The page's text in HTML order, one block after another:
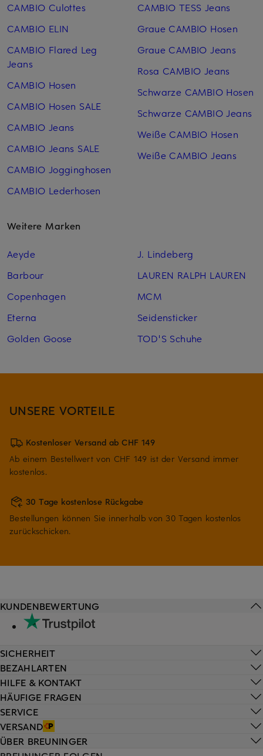
CAMBIO Culottes
CAMBIO ELIN
CAMBIO Flared Leg
Jeans
CAMBIO Hosen
CAMBIO Hosen SALE
CAMBIO Jeans
CAMBIO Jeans SALE
CAMBIO Jogginghosen
CAMBIO Lederhosen
CAMBIO TESS Jeans
Graue CAMBIO Hosen
Graue CAMBIO Jeans
Rosa CAMBIO Jeans
Schwarze CAMBIO Hosen
Schwarze CAMBIO Jeans
Weiße CAMBIO Hosen
Weiße CAMBIO Jeans
Weitere Marken
Aeyde
Barbour
Copenhagen
Eterna
Golden Goose
J. Lindeberg
LAUREN RALPH LAUREN
MCM
Seidensticker
TOD'S Schuhe
UNSERE VORTEILE
Kostenloser Versand ab CHF 149
Ab einem Bestellwert von CHF 149 ist der Versand immer
kostenlos.
30 Tage kostenlose Rückgabe
Bestellungen können Sie innerhalb von 30 Tagen kostenlos
zurückschicken.
HILFE & KONTAKT
HÄUFIGE FRAGEN
SERVICE
VERSAND
KUNDENBEWERTUNG
SICHERHEIT
BEZAHLARTEN
ÜBER BREUNINGER